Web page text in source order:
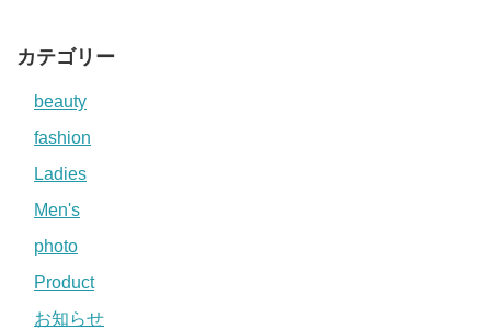
カテゴリー
beauty
fashion
Ladies
Men's
photo
Product
お知らせ